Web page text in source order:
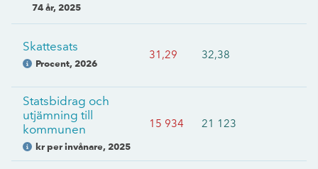
74 år,2025
Skattesats
Procent, 2026
31,29 32,38
Statsbidrag och
utjämning till
kommunen
kr per invånare, 2025
15 934 21 123